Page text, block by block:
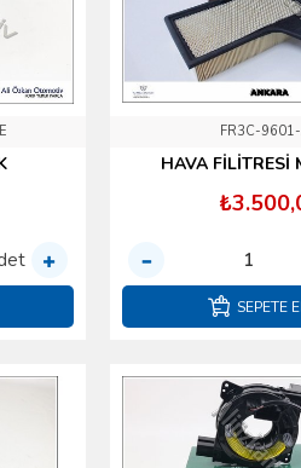
FR3C-
HAVA FİLİTRESİ
SEPETE